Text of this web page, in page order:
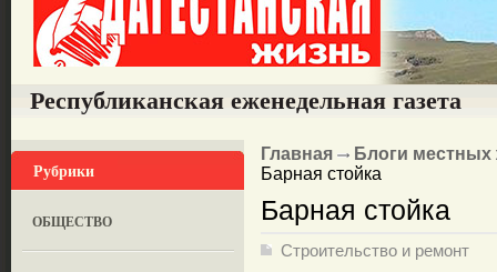
Республиканская еженедельная газета
Рубрики
ОБЩЕСТВО
Главная
Блоги местных
Барная стойка
Барная стойка
Строительство и ремонт